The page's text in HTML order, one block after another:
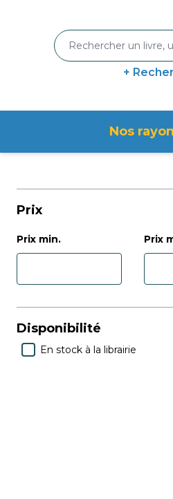
+
Nos
Prix
Prix min. Prix
Disponibilité
En stock à la librairie